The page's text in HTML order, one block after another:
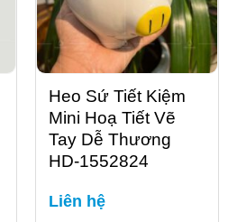
Heo Sứ Tiết Kiệm
Mini Hoạ Tiết Vẽ
Tay Dễ Thương
HD-1552824
Liên hệ